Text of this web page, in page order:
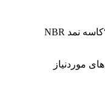
اولین کسی باشید که دیدگاهی می نویسد “کاسه نمد NBR
موردنیاز